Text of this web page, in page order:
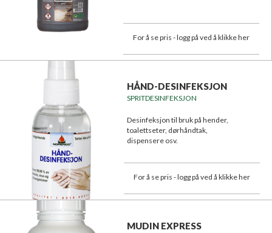
For å se pris - logg på ved å klikke her
HÅND-DESINFEKSJON
SPRITDESINFEKSJON
Desinfeksjon til bruk på hender,
toalettseter, dørhåndtak,
dispensere osv.
For å se pris - logg på ved å klikke her
MUDIN EXPRESS